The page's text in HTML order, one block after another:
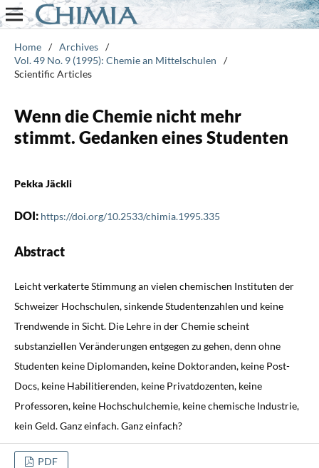
Home / Archives /
Vol. 49 No. 9 (1995): Chemie an Mittelschulen
/
Scientific Articles
Wenn die Chemie nicht mehr
stimmt. Gedanken eines Studenten
Pekka Jäckli
DOI: https://doi.org/10.2533/chimia.1995.335
Abstract
Leicht verkaterte Stimmung an vielen chemischen Instituten der
Schweizer Hochschulen, sinkende Studentenzahlen und keine
Trendwende in Sicht. Die Lehre in der Chemie scheint
substanziellen Veränderungen entgegen zu gehen, denn ohne
Studenten keine Diplomanden, keine Doktoranden, keine Post-
Docs, keine Habilitierenden, keine Privatdozenten, keine
Professoren, keine Hochschulchemie, keine chemische Industrie,
kein Geld. Ganz einfach. Ganz einfach?
PDF